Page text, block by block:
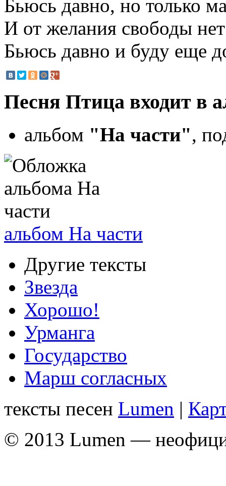
Бьюсь давно, но только
И от желания свободы
Бьюсь давно и буду еще
Песня Птица входит в
альбом "На части",
альбом На части
Другие тексты
Звезда
Хорошо!
Урманга
Государство
Марш согласных
тексты песен Lumen |
© 2013 Lumen —